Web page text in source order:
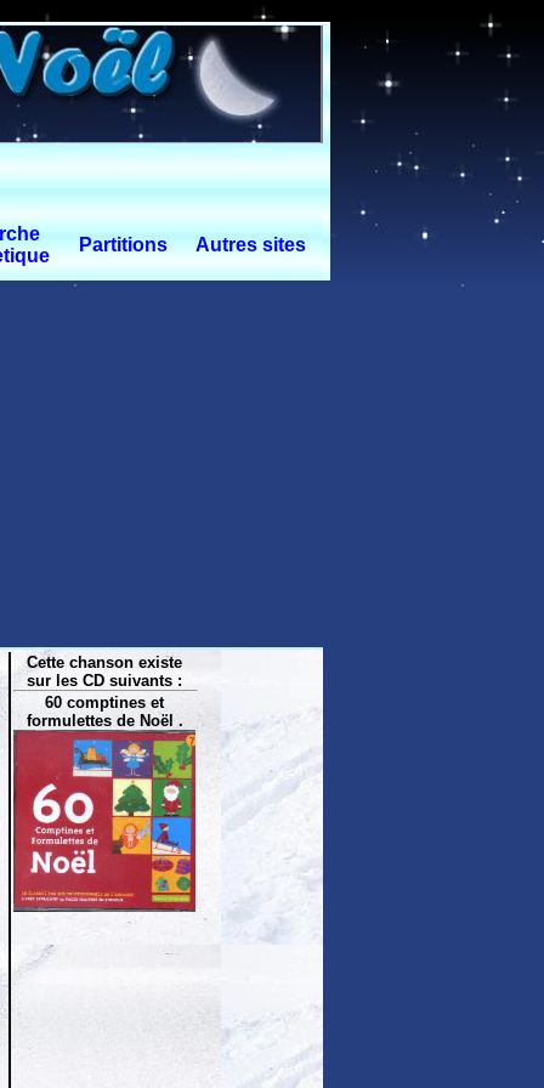
Partitions Autres sites
Cette chanson existe
sur les CD suivants :
60 comptines et
formulettes de Noël .